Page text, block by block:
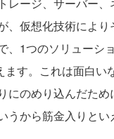
レージ、サーバー、
、仮想化技術によ
、1つのソリューシ
す。これは面白い
にのめり込んだた
うから筋金入りとい